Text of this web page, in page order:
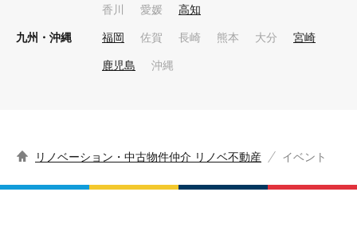
香川 愛媛 高知
九州・沖縄 福岡 佐賀 長崎 熊本 大分 宮崎
鹿児島 沖縄
リノベーション・中古物件仲介 リノベ不動産 イベント